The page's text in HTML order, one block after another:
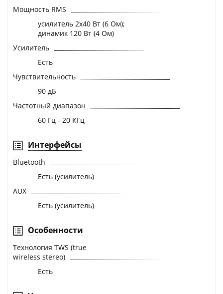
Мощность RMS
усилитель 2х40 Вт (6 Ом);
динамик 120 Вт (4 Ом)
Усилитель
Есть
Чувствительность
90 дБ
Частотный диапазон
60 Гц - 20 КГц
Интерфейсы
Bluetooth
Есть (усилитель)
AUX
Есть (усилитель)
Особенности
Технология TWS (true
wireless stereo)
Есть